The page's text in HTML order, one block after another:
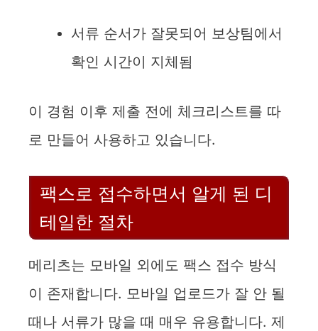
서류 순서가 잘못되어 보상팀에서
확인 시간이 지체됨
이 경험 이후 제출 전에 체크리스트를 따
로 만들어 사용하고 있습니다.
팩스로 접수하면서 알게 된 디
테일한 절차
메리츠는 모바일 외에도 팩스 접수 방식
이 존재합니다. 모바일 업로드가 잘 안 될
때나 서류가 많을 때 매우 유용합니다. 제